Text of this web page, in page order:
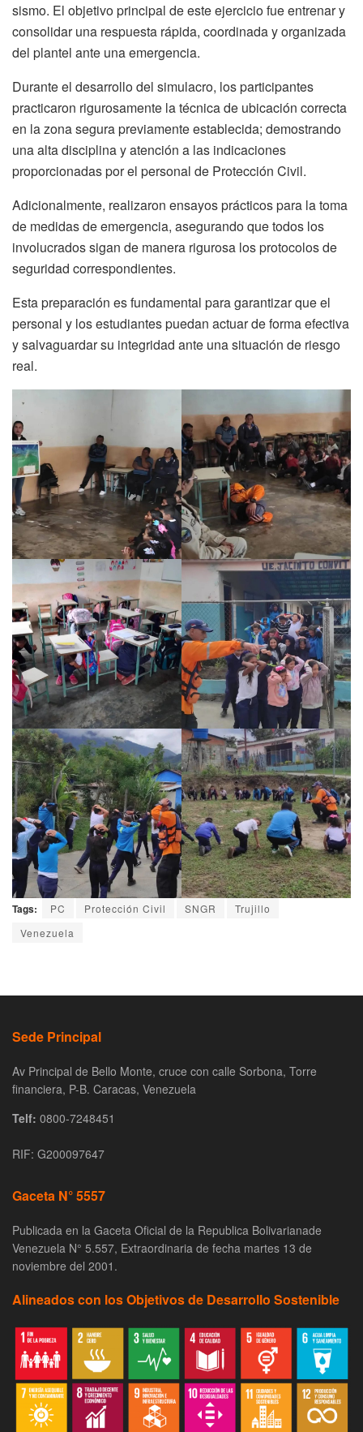
sismo. El objetivo principal de este ejercicio fue entrenar y
consolidar una respuesta rápida, coordinada y organizada
del plantel ante una emergencia.
Durante el desarrollo del simulacro, los participantes
practicaron rigurosamente la técnica de ubicación correcta
en la zona segura previamente establecida; demostrando
una alta disciplina y atención a las indicaciones
proporcionadas por el personal de Protección Civil.
Adicionalmente, realizaron ensayos prácticos para la toma
de medidas de emergencia, asegurando que todos los
involucrados sigan de manera rigurosa los protocolos de
seguridad correspondientes.
Esta preparación es fundamental para garantizar que el
personal y los estudiantes puedan actuar de forma efectiva
y salvaguardar su integridad ante una situación de riesgo
real.
Tags: PC Protección Civil SNGR
Trujillo
Venezuela
Sede Principal
Av Principal de Bello Monte, cruce con calle Sorbona, Torre
financiera, P-B. Caracas, Venezuela
Telf: 0800-7248451
RIF: G200097647
Gaceta N° 5557
Publicada en la Gaceta Oficial de la Republica Bolivarianade
Venezuela N° 5.557, Extraordinaria de fecha martes 13 de
noviembre del 2001.
Alineados con los Objetivos de Desarrollo Sostenible